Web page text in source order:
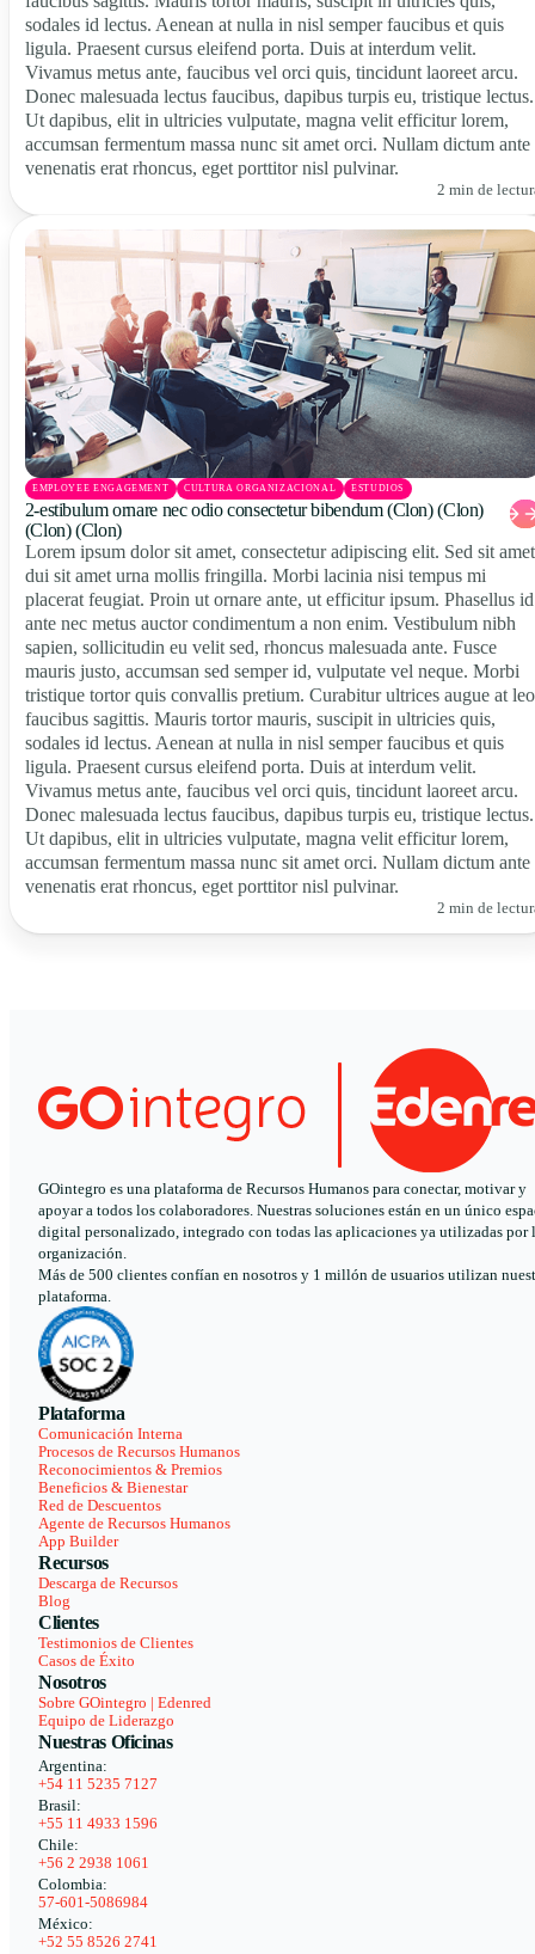
sodales id lectus. Aenean at nulla in nisl semper faucibus et quis
ligula. Praesent cursus eleifend porta. Duis at interdum velit.
Vivamus metus ante, faucibus vel orci quis, tincidunt laoreet arcu.
Donec malesuada lectus faucibus, dapibus turpis eu, tristique lectus.
Ut dapibus, elit in ultricies vulputate, magna velit efficitur lorem,
accumsan fermentum massa nunc sit amet orci. Nullam dictum ante
venenatis erat rhoncus, eget porttitor nisl pulvinar.
2 min de
EMPLOYEE ENGAGEMENT CULTURA ORGANIZACIONAL ESTUDIOS
2-estibulum ornare nec odio consectetur bibendum (Clon) (Clon)
(Clon) (Clon)
Lorem ipsum dolor sit amet, consectetur adipiscing elit. Sed sit amet
dui sit amet urna mollis fringilla. Morbi lacinia nisi tempus mi
placerat feugiat. Proin ut ornare ante, ut efficitur ipsum. Phasellus id
ante nec metus auctor condimentum a non enim. Vestibulum nibh
sapien, sollicitudin eu velit sed, rhoncus malesuada ante. Fusce
mauris justo, accumsan sed semper id, vulputate vel neque. Morbi
tristique tortor quis convallis pretium. Curabitur ultrices augue at leo
faucibus sagittis. Mauris tortor mauris, suscipit in ultricies quis,
sodales id lectus. Aenean at nulla in nisl semper faucibus et quis
ligula. Praesent cursus eleifend porta. Duis at interdum velit.
Vivamus metus ante, faucibus vel orci quis, tincidunt laoreet arcu.
Donec malesuada lectus faucibus, dapibus turpis eu, tristique lectus.
Ut dapibus, elit in ultricies vulputate, magna velit efficitur lorem,
accumsan fermentum massa nunc sit amet orci. Nullam dictum ante
venenatis erat rhoncus, eget porttitor nisl pulvinar.
2 min de
GOintegro es una plataforma de Recursos Humanos para conectar, motivar y
apoyar a todos los colaboradores. Nuestras soluciones están en un único
digital personalizado, integrado con todas las aplicaciones ya utilizadas por
organización.
Más de 500 clientes confían en nosotros y 1 millón de usuarios utilizan
plataforma.
Plataforma
Comunicación Interna
Procesos de Recursos Humanos
Reconocimientos & Premios
Beneficios & Bienestar
Red de Descuentos
Agente de Recursos Humanos
App Builder
Recursos
Descarga de Recursos
Blog
Clientes
Testimonios de Clientes
Casos de Éxito
Nosotros
Sobre GOintegro | Edenred
Equipo de Liderazgo
Nuestras Oficinas
Argentina:
+54 11 5235 7127
Brasil:
+55 11 4933 1596
Chile:
+56 2 2938 1061
Colombia:
57-601-5086984
México:
+52 55 8526 2741